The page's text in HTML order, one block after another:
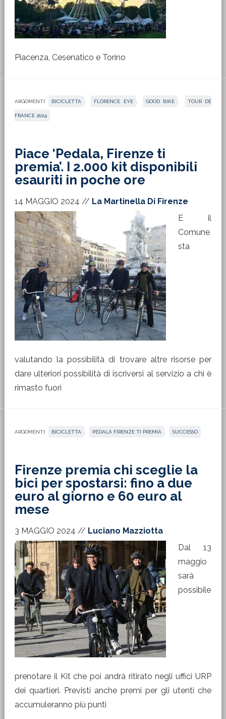
Piacenza, Cesenatico e Torino
ARGOMENTI: BICICLETTA FLORENCE EYE GOOD BIKE TOUR DE
FRANCE 2024
Piace ‘Pedala, Firenze ti
premia’. I 2.000 kit disponibili
esauriti in poche ore
14 MAGGIO 2024 // La Martinella Di Firenze
E il
Comune
sta
valutando la possibilità di trovare altre risorse per
dare ulteriori possibilità di iscriversi al servizio a chi è
rimasto fuori
ARGOMENTI: BICICLETTA PEDALA FIRENZE TI PREMIA SUCCESSO
Firenze premia chi sceglie la
bici per spostarsi: fino a due
euro al giorno e 60 euro al
mese
3 MAGGIO 2024 // Luciano Mazziotta
Dal 13
maggio
sarà
possibile
prenotare il Kit che poi andrà ritirato negli uffici URP
dei quartieri. Previsti anche premi per gli utenti che
accumuleranno più punti